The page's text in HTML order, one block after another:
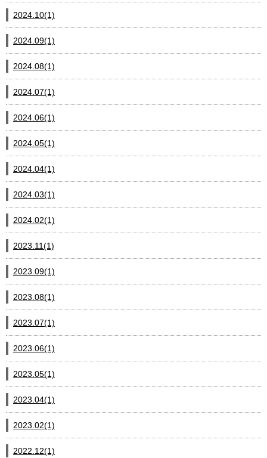
2024.10(1)
2024.09(1)
2024.08(1)
2024.07(1)
2024.06(1)
2024.05(1)
2024.04(1)
2024.03(1)
2024.02(1)
2023.11(1)
2023.09(1)
2023.08(1)
2023.07(1)
2023.06(1)
2023.05(1)
2023.04(1)
2023.02(1)
2022.12(1)